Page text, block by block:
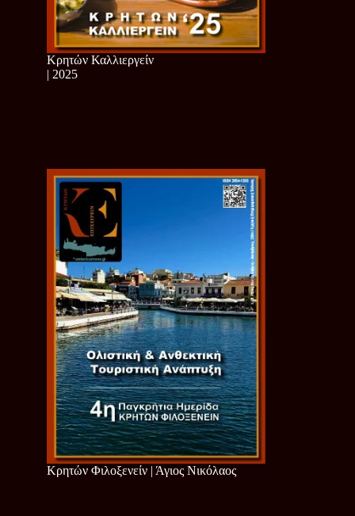
Κρητών Καλλιεργείν
| 2025
Κρητών Φιλοξενείν | Άγιος Νικόλαος